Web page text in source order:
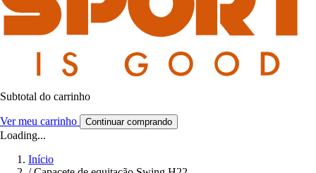
Subtotal do carrinho
Ver meu carrinho Continuar comprando
Loading...
Início